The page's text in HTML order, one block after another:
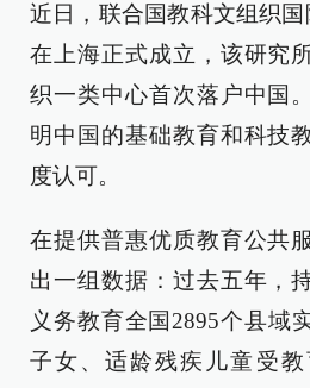
近日，联合国教科文组织
在上海正式成立，该研究
织一类中心首次落户中国
明中国的基础教育和科技
度认可。
在提供普惠优质教育公共
出一组数据：过去五年，
义务教育全国2895个县域
子女、适龄残疾儿童受